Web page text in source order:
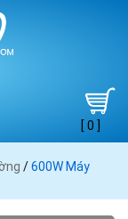
[ 0 ]
/600W Máy